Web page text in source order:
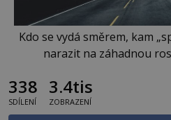
Kdo se vydá směrem, kam
narazit na záhadnou
338
SDÍLENÍ
3.4tis
ZOBRAZENÍ